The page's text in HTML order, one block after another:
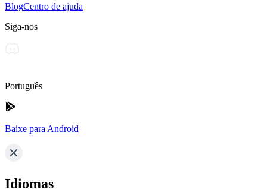
BlogCentro de ajuda
Siga-nos
Português
Baixe para Android
Idiomas